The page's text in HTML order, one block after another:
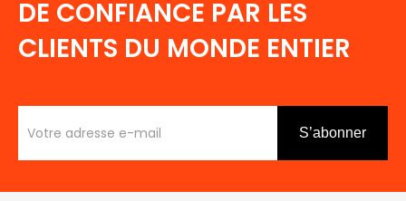
DE CONFIANCE PAR LES
CLIENTS DU MONDE ENTIER
S’abonner